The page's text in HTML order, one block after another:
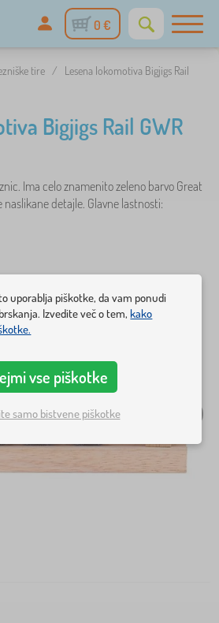
0 €
tire /
Lesena lokomotiva Bigjigs Rail
Bigjigs Rail GWR
Ima celo znamenito zeleno barvo Great
detajle. Glavne lastnosti:
uporablja piškotke, da vam ponudi
Izvedite več o tem,kako
vse piškotke
samo bistvene piškotke